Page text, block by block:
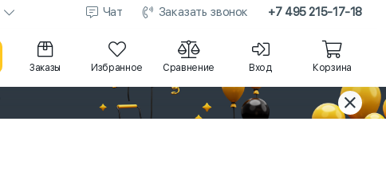
Чат Заказать звонок +7 495 215-17-18
Заказы Избранное Сравнение Вход Корзина